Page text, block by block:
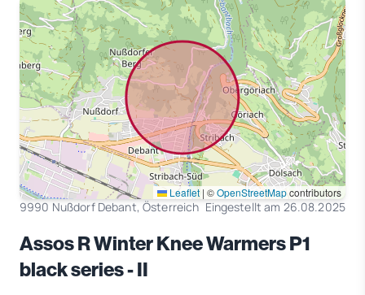
Leaflet | ©OpenStreetMapcontributors
9990 Nußdorf Debant, Österreich Eingestellt am 26.08.2025
Assos R Winter Knee Warmers P1
black series - II